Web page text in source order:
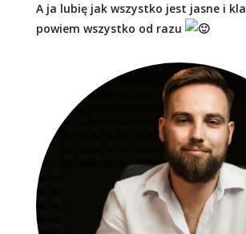
A ja lubię jak wszystko jest jasne i
powiem wszystko od razu